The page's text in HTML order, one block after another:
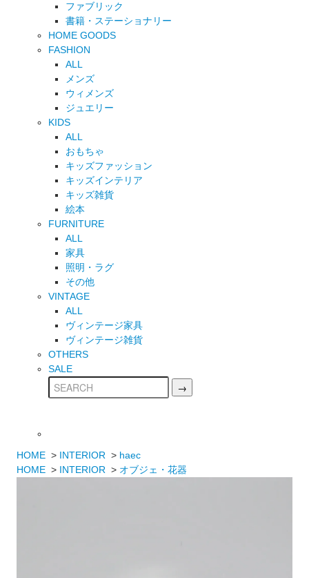
ファブリック
書籍・ステーショナリー
HOME GOODS
FASHION
ALL
メンズ
ウィメンズ
ジュエリー
KIDS
ALL
おもちゃ
キッズファッション
キッズインテリア
キッズ雑貨
絵本
FURNITURE
ALL
家具
照明・ラグ
その他
VINTAGE
ALL
ヴィンテージ家具
ヴィンテージ雑貨
OTHERS
SALE
HOME > INTERIOR > haec
HOME > INTERIOR > オブジェ・花器